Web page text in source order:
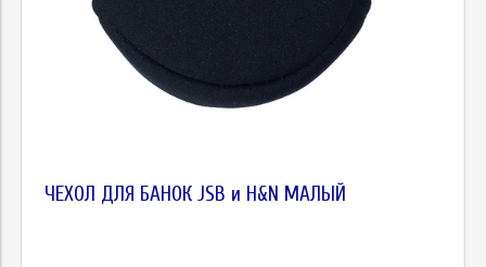
ЧЕХОЛ ДЛЯ БАНОК JSB и H&N МАЛЫЙ